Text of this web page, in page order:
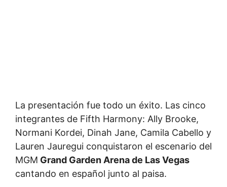
La presentación fue todo un éxito. Las cinco
integrantes de Fifth Harmony: Ally Brooke,
Normani Kordei, Dinah Jane, Camila Cabello y
Lauren Jauregui conquistaron el escenario del
MGM Grand Garden Arena de Las Vegas
cantando en español junto al paisa.